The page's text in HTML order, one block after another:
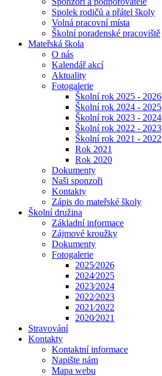
Spolek rodičů a přátel školy
Volná pracovní místa
Školní poradenské pracoviště
Mateřská škola
O nás
Kalendář akcí
Aktuality
Fotogalerie
Školní rok 2025 - 2026
Školní rok 2024 - 2025
Školní rok 2023 - 2024
Školní rok 2022 - 2023
Školní rok 2021 - 2022
Rok 2021
Rok 2020
Dokumenty
Naši sponzoři
Kontakty
Zápis do mateřské školy
Školní družina
Základní informace
Zájmové kroužky
Dokumenty
Fotogalerie
2025⁄2026
2024⁄2025
2023⁄2024
2022⁄2023
2021⁄2022
2020⁄2021
Stravování
Kontakty
Kontaktní informace
Napište nám
Mapa webu